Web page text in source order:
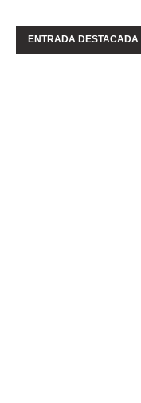
ENTRADA DESTACADA